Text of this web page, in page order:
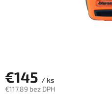
€145 / ks
€117,89 bez DPH